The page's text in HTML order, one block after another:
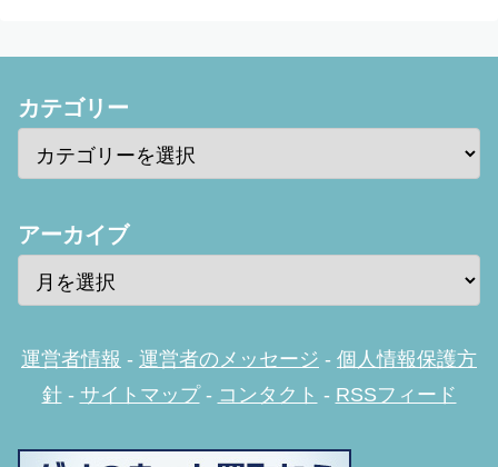
カテゴリー
アーカイブ
運営者情報 - 運営者のメッセージ - 個人情報保護方
針- サイトマップ- コンタクト - RSSフィード